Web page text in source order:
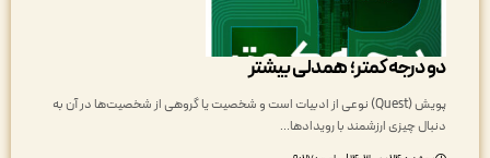
درجه کمتر؛ همدلی بیشتر
پویش (Quest) نوعی از ادبیات است و شخصیت یا گروهی از شخصیت‌ها در آن به
چیزی ارزشمند با رویدادها…